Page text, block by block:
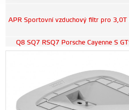
APR Sportovní vzduchový filtr pro
Q8 SQ7 RSQ7 Porsche Cayenne S